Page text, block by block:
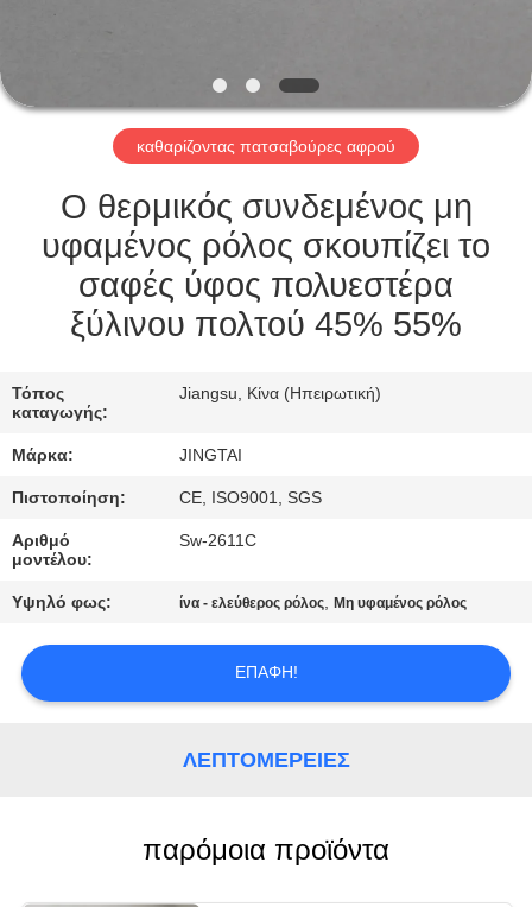
ΕΠΙΣΚΈΨΕΙΣ
ΕΡΓΟΣΤΆΣΙΟ
ΈΛΕΓΧΟΣ
ΠΟΙΌΤΗΤΑΣ
ΕΠΙΚΟΙΝΩΝΉΣΤΕ
ΜΑΖΊ
ΕΙΔΉΣΕΙΣ
ΥΠΟΘΈΣΕΙΣ
ΜΙΑ
ΠΡΟΣΦΟΡΆ
καθαρίζοντας πατσαβούρες αφρού
Ο θερμικός συνδεμένος μη
υφαμένος ρόλος σκουπίζει το
σαφές ύφος πολυεστέρα
ξύλινου πολτού 45% 55%
Τόπος
καταγωγής:
Jiangsu, Κίνα (Ηπειρωτική)
Μάρκα: JINGTAI
Πιστοποίηση: CE, ISO9001, SGS
Αριθμό
μοντέλου:
Sw-2611C
Υψηλό φως: ίνα - ελεύθερος ρόλος,Μη υφαμένος ρόλος
ΕΠΑΦΉ!
ΛΕΠΤΟΜΈΡΕΙΕΣ
παρόμοια προϊόντα